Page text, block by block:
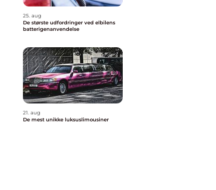
25. aug
De største udfordringer ved elbilens
batterigenanvendelse
21. aug
De mest unikke luksuslimousiner